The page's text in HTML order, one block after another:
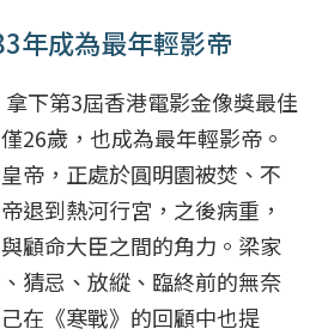
年成為最年輕影帝
下第3屆香港電影金像獎最佳
26歲，也成為最年輕影帝。
帝，正處於圓明園被焚、不
退到熱河行宮，之後病重，
顧命大臣之間的角力。梁家
猜忌、放縱、臨終前的無奈
在《寒戰》的回顧中也提